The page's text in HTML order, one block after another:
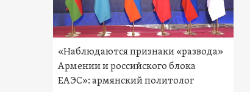
«Наблюдаются признаки «развода»
Армении и российского блока
ЕАЭС»: армянский политолог